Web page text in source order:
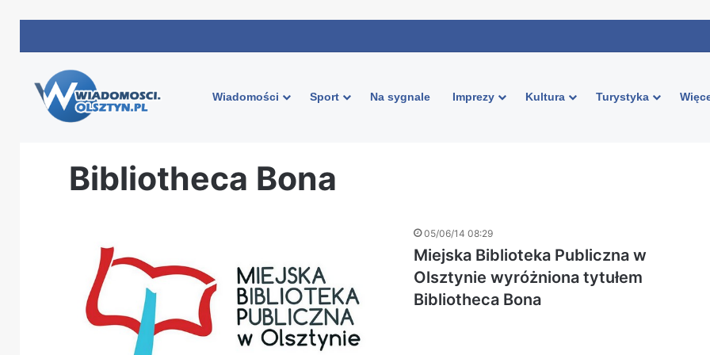
Wiadomości Sport Na sygnale Imprezy Kultura Turystyka
Bibliotheca Bona
05/06/14 08:29
Miejska Biblioteka Publiczna w
Olsztynie wyróżniona tytułem
Bibliotheca Bona